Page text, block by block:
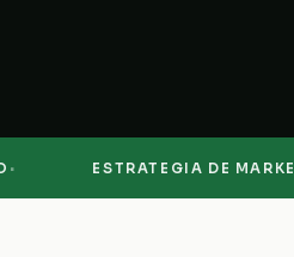
ESTRATEGIA DE MARKETING·